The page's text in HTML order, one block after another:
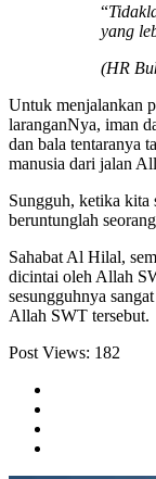
“
yang
(HR
Untuk menjalankan
laranganNya, iman
dan bala tentaranya
manusia dari jalan
Sungguh, ketika kita
beruntunglah
Sahabat Al Hilal,
dicintai oleh Allah
sesungguhnya
Allah SWT tersebut.
Post Views: 182